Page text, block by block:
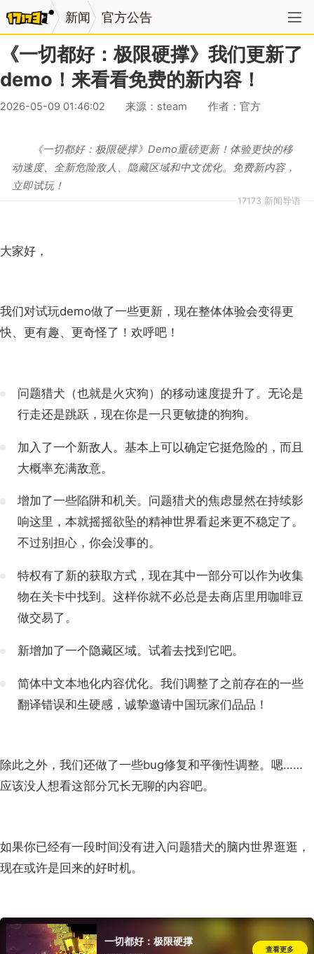
新闻 官方公告
《一切都好：极限硬撑》我们更新了
demo！来看看免费的新内容！
2026-05-09 01:46:02 来源：steam 作者：官方
17173 新闻导语
《一切都好：极限硬撑》Demo重磅更新！体验更快的移
动速度、全新危险敌人、隐藏区域和中文优化。免费新内容，
立即试玩！
大家好，
我们对试玩demo做了一些更新，现在整体体验会变得更
快、更有趣、更奇怪了！欢呼吧！
问题猎犬（也就是火灾狗）的移动速度提升了。无论是
行走还是跳跃，现在你是一只更敏捷的狗狗。
加入了一个新敌人。基本上可以确定它挺危险的，而且
大概率充满敌意。
增加了一些陷阱和机关。问题猎犬的焦虑显然在持续影
响这里，本就摇摇欲坠的精神世界看起来更不稳定了。
不过别担心，你会没事的。
特权有了新的获取方式，现在其中一部分可以作为收集
物在关卡中找到。这样你就不必总是去商店里用咖啡豆
做交易了。
新增加了一个隐藏区域。试着去找到它吧。
简体中文本地化内容优化。我们调整了之前存在的一些
翻译错误和生硬感，诚挚邀请中国玩家们品品！
除此之外，我们还做了一些bug修复和平衡性调整。嗯……
应该没人想看这部分冗长无聊的内容吧。
如果你已经有一段时间没有进入问题猎犬的脑内世界逛逛，
现在或许是回来的好时机。
一切都好：极限硬撑
查看更多